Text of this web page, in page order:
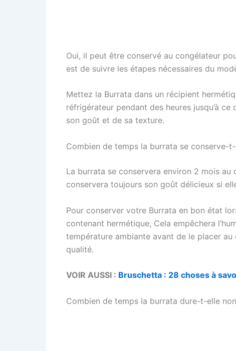
Oui, il peut être conservé au congélateur
est de suivre les étapes nécessaires du
Mettez la Burrata dans un récipient
réfrigérateur pendant des heures jusqu’à
son goût et de sa texture.
Combien de temps la burrata se conserve-
La burrata se conservera environ 2 mois
conservera toujours son goût délicieux si
Pour conserver votre Burrata en bon état
contenant hermétique, Cela empêchera
température ambiante avant de le placer
qualité.
VOIR AUSSI : Bruschetta : 28 choses à
Combien de temps la burrata dure-t-elle